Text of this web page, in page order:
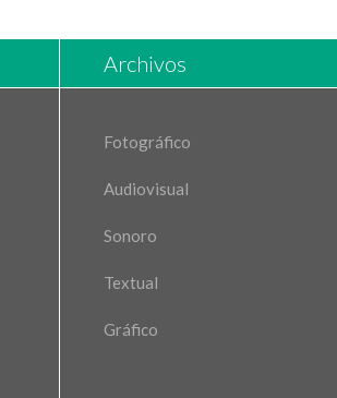
Archivos
Fotográfico
Audiovisual
Sonoro
Textual
Gráfico